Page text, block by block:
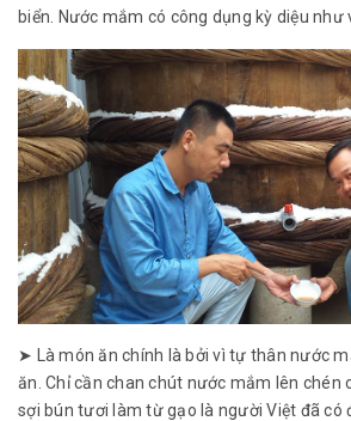
biển. Nước mắm có công dụng kỳ diệu như
➤ Là món ăn chính là bởi vì tự thân nước
ăn. Chỉ cần chan chút nước mắm lên chén
sợi bún tươi làm từ gạo là người Việt đã có